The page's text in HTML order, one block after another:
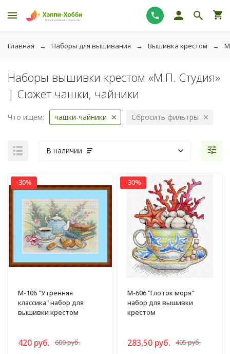
Главная Наборы для вышивания Вышивка крестом
Наборы вышивки крестом «М.П. Студия»
| Сюжет чашки, чайники
Что ищем: чашки-чайники Сбросить фильтры
В наличии
-30%
М-106 "Утренняя
классика" набор для
вышивки крестом
420 руб. 600 руб.
-30%
М-606 "Глоток моря"
набор для вышивки
крестом
283,50 руб. 405 руб.